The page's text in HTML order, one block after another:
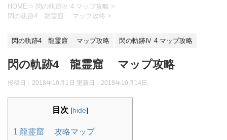
HOME > 閃の軌跡Ⅳ 4 マップ攻略 >
閃の軌跡4 龍霊窟 マップ攻略 >
閃の軌跡4 龍霊窟 マップ攻略 閃の軌跡Ⅳ 4 マップ攻略
閃の軌跡4 龍霊窟 マップ攻略
投稿日：2018年10月1日 更新日： 2018年10月14日
目次 [hide]
1 龍霊窟 攻略マップ